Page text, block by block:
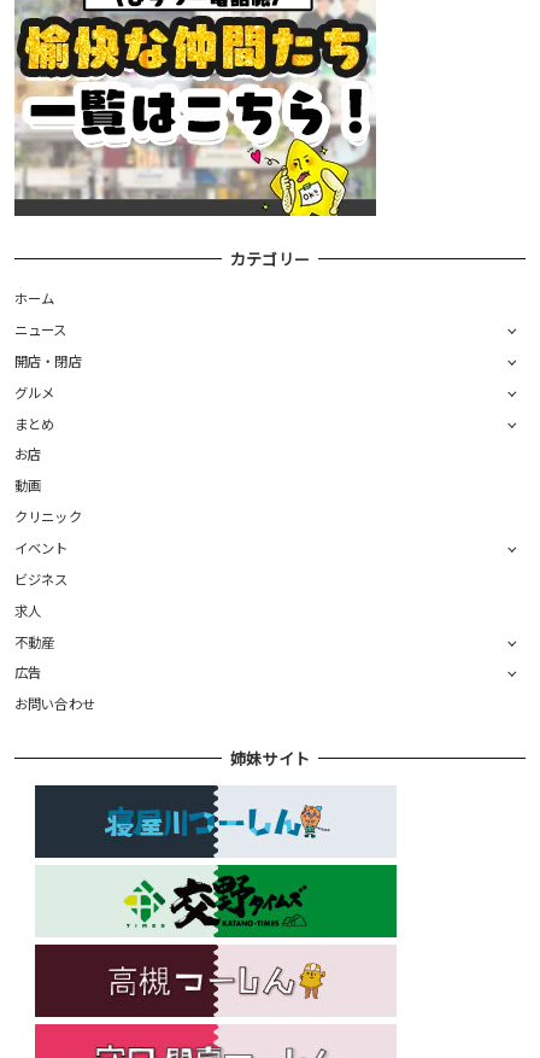
カテゴリー
ホーム
ニュース
開店・閉店
グルメ
まとめ
お店
動画
クリニック
イベント
ビジネス
求人
不動産
広告
お問い合わせ
姉妹サイト